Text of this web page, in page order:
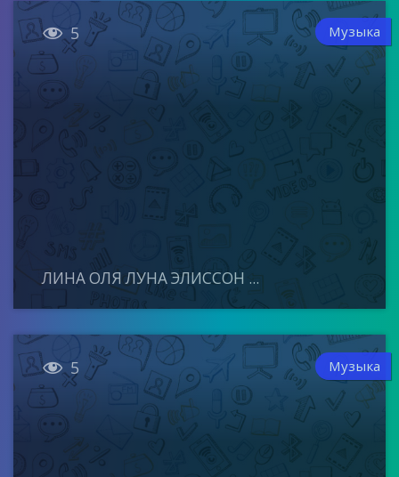
 5 Музыка
ЛИНА ОЛЯ ЛУНА ЭЛИССОН ...
 5 Музыка